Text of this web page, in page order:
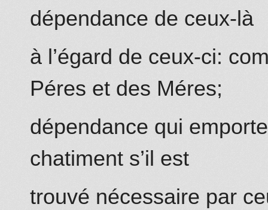
dépendance de ceux-là
à l’égard de ceux-ci:
Péres et des Méres;
dépendance qui
chatiment s’il est
trouvé nécessaire par